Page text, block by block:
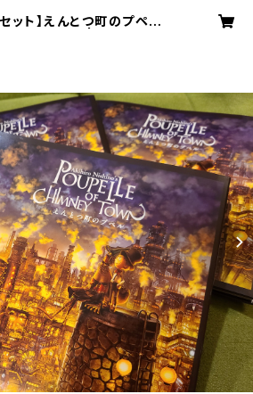
ット】えんとつ町のプペル